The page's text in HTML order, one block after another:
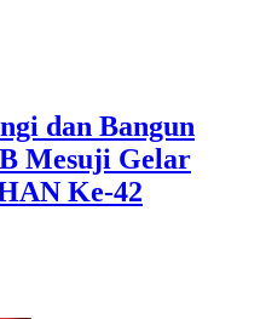
dan Bangun
Mesuji Gelar
Ke-42